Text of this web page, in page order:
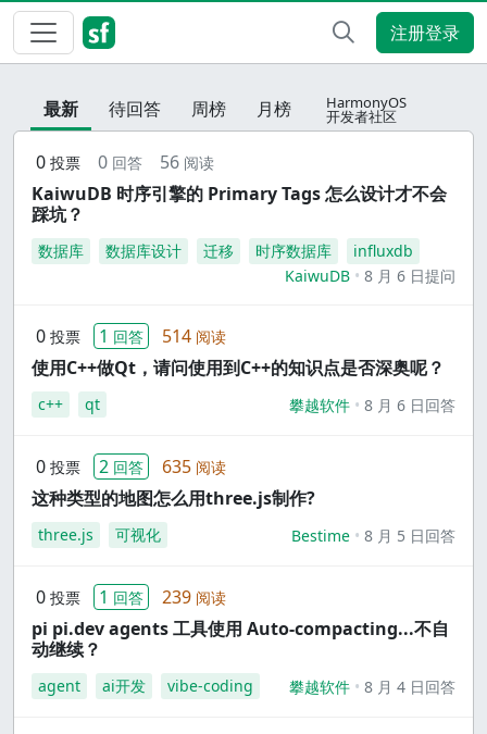
注册登录
最新 待回答 周榜 月榜 HarmonyOS
开发者社区
0 投票 0 回答 56 阅读
KaiwuDB 时序引擎的 Primary Tags 怎么设计才不会
踩坑？
数据库 数据库设计 迁移 时序数据库
influxdb
KaiwuDB
8 月 6 日提问
0 投票 1 回答 514 阅读
使用C++做Qt，请问使用到C++的知识点是否深奥呢？
c++ qt 攀越软件 8 月 6 日回答
0 投票 2 回答 635 阅读
这种类型的地图怎么用three.js制作?
three.js 可视化 Bestime 8 月 5 日回答
0 投票 1 回答 239 阅读
pi pi.dev agents 工具使用 Auto-compacting...不自
动继续？
agent ai开发 vibe-coding 攀越软件 8 月 4 日回答